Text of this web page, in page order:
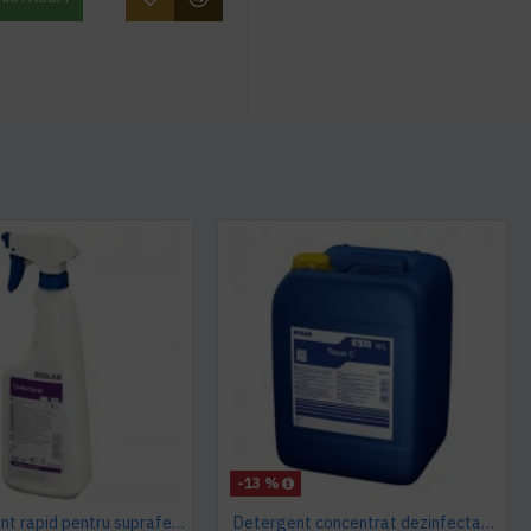
Dezinfectant rapid pentru suprafete, fara clatire, SIRAFAN SPEED, Ecolab, 750ml
-13 %
Detergent concentrat dezinfectant si degresant Avizat Topax 66, 10L